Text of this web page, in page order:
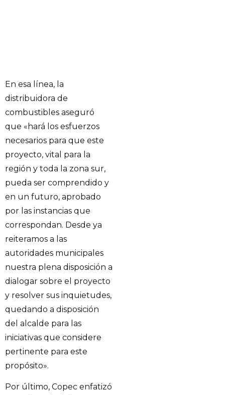
En esa línea, la
distribuidora de
combustibles aseguró
que «hará los esfuerzos
necesarios para que este
proyecto, vital para la
región y toda la zona sur,
pueda ser comprendido y
en un futuro, aprobado
por las instancias que
correspondan. Desde ya
reiteramos a las
autoridades municipales
nuestra plena disposición a
dialogar sobre el proyecto
y resolver sus inquietudes,
quedando a disposición
del alcalde para las
iniciativas que considere
pertinente para este
propósito».
Por último, Copec enfatizó